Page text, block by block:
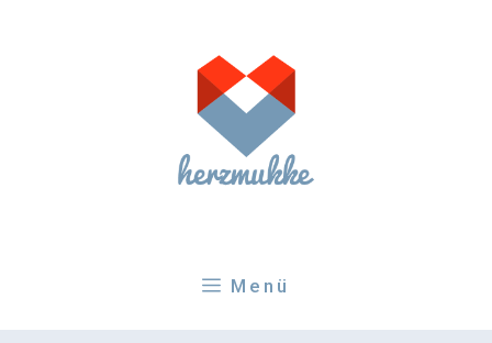
Menü